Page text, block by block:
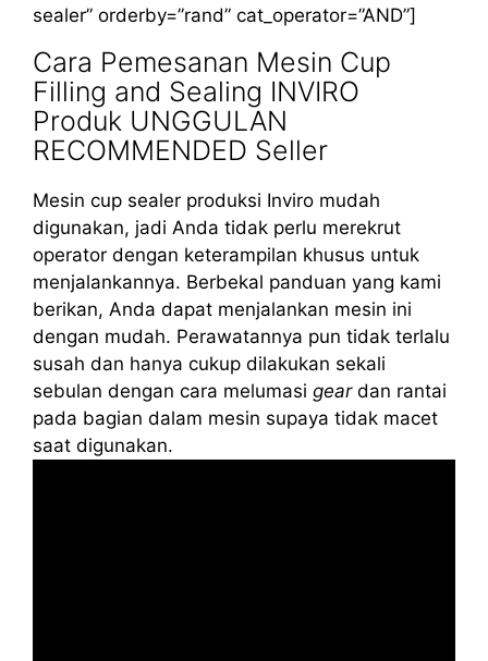
sealer” orderby=”rand” cat_operator=”AND”]
Cara Pemesanan Mesin Cup
Filling and Sealing INVIRO
Produk UNGGULAN
RECOMMENDED Seller
Mesin cup sealer produksi Inviro mudah
digunakan, jadi Anda tidak perlu merekrut
operator dengan keterampilan khusus untuk
menjalankannya. Berbekal panduan yang kami
berikan, Anda dapat menjalankan mesin ini
dengan mudah. Perawatannya pun tidak terlalu
susah dan hanya cukup dilakukan sekali
sebulan dengan cara melumasi geardan rantai
pada bagian dalam mesin supaya tidak macet
saat digunakan.